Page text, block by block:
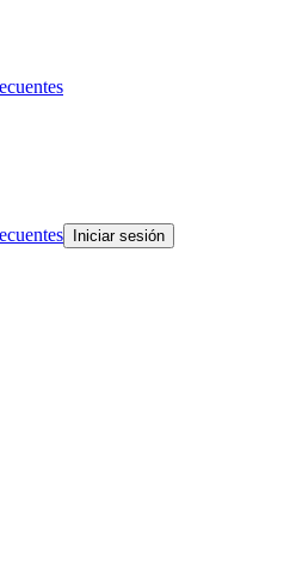
Iniciar sesión